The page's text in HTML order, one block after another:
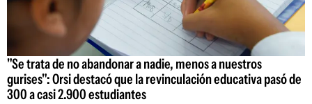
"Se trata de no abandonar a nadie, menos a nuestros
gurises": Orsi destacó que la revinculación educativa pasó de
300 a casi 2.900 estudiantes